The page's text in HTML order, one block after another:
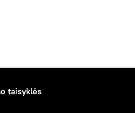
taisyklės